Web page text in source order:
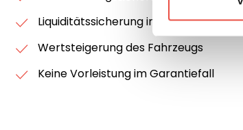
Liquiditätssicherung im Schadensfall
Wertsteigerung des Fahrzeugs
Keine Vorleistung im Garantiefall